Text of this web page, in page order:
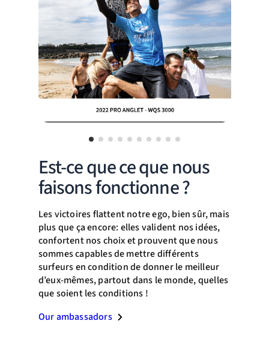
Est-ce que ce que nous
faisons fonctionne ?
Les victoires flattent notre ego, bien sûr, mais
plus que ça encore: elles valident nos idées,
confortent nos choix et prouvent que nous
sommes capables de mettre différents
surfeurs en condition de donner le meilleur
d’eux-mêmes, partout dans le monde, quelles
que soient les conditions !
Our ambassadors